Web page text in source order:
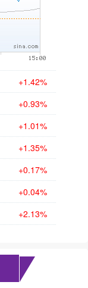
+1.42%
+0.93%
+1.01%
+1.35%
+0.17%
+0.04%
+2.13%